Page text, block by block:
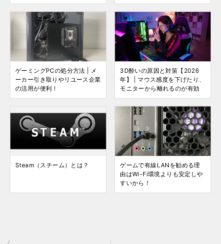
ゲーミングPCの処分方法 | メ
ーカー引き取りやリユース企業
の活用が便利！
3D酔いの原因と対策【2026
年】 | マウス感度を下げたり、
モニターから離れるのが有効
Steam（スチーム）とは？
ゲームで有線LANを勧める理
由はWi-Fi環境よりも安定しや
すいから！